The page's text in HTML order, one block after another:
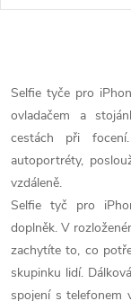
v
l
á
d
a
c
Selfie tyče pro
ovladačem a
cestách při
autoportréty,
vzdáleně.
Selfie tyč pro
doplněk. V
zachytíte to, co
skupinku lidí.
spojení s telefonem